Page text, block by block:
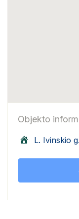
Objekto
L. Ivinskio